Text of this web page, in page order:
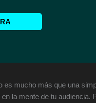
mucho más que una
la mente de tu audiencia.